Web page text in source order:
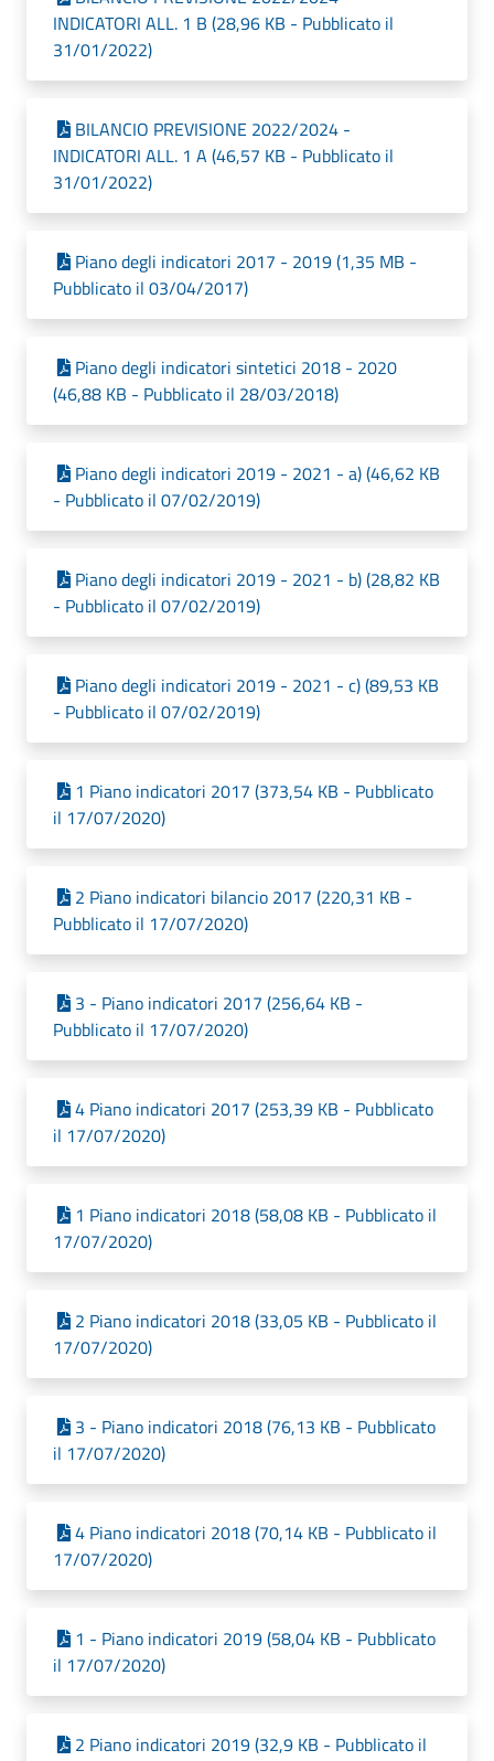
INDICATORI ALL. 1 B (28,96 KB - Pubblicato il
31/01/2022)
BILANCIO PREVISIONE 2022/2024 -
INDICATORI ALL. 1 A (46,57 KB - Pubblicato il
31/01/2022)
Piano degli indicatori 2017 - 2019 (1,35 MB -
Pubblicato il 03/04/2017)
Piano degli indicatori sintetici 2018 - 2020
(46,88 KB - Pubblicato il 28/03/2018)
Piano degli indicatori 2019 - 2021 - a) (46,62 KB
- Pubblicato il 07/02/2019)
Piano degli indicatori 2019 - 2021 - b) (28,82 KB
- Pubblicato il 07/02/2019)
Piano degli indicatori 2019 - 2021 - c) (89,53 KB
- Pubblicato il 07/02/2019)
1 Piano indicatori 2017 (373,54 KB - Pubblicato
il 17/07/2020)
2 Piano indicatori bilancio 2017 (220,31 KB -
Pubblicato il 17/07/2020)
3 - Piano indicatori 2017 (256,64 KB -
Pubblicato il 17/07/2020)
4 Piano indicatori 2017 (253,39 KB - Pubblicato
il 17/07/2020)
1 Piano indicatori 2018 (58,08 KB - Pubblicato il
17/07/2020)
2 Piano indicatori 2018 (33,05 KB - Pubblicato il
17/07/2020)
3 - Piano indicatori 2018 (76,13 KB - Pubblicato
il 17/07/2020)
4 Piano indicatori 2018 (70,14 KB - Pubblicato il
17/07/2020)
1 - Piano indicatori 2019 (58,04 KB - Pubblicato
il 17/07/2020)
2 Piano indicatori 2019 (32,9 KB - Pubblicato il